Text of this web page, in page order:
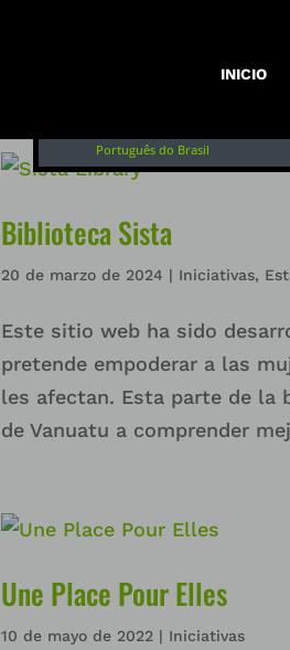
INICIO
Biblioteca Sista
20 de marzo de 2024 | Iniciativas,
Este sitio web ha sido
pretende empoderar a las
les afectan. Esta parte de la
de Vanuatu a comprender
Une Place Pour Elles
10 de mayo de 2022 | Iniciativas
Português do Brasil